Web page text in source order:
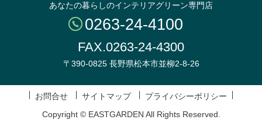
あなたの暮らしのインテリアグリーン専門店
0263-24-4100
FAX.0263-24-4300
〒390-0825 長野県松本市並柳2-8-26
お問合せ サイトマップ
プライバシーポリシー
Copyright © EASTGARDEN All Rights Reserved.